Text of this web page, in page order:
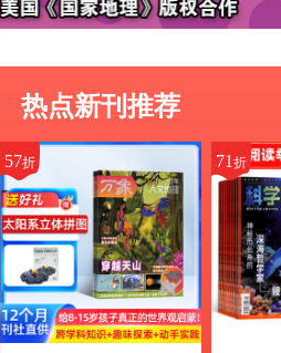
热点新刊推荐
57折 71 折